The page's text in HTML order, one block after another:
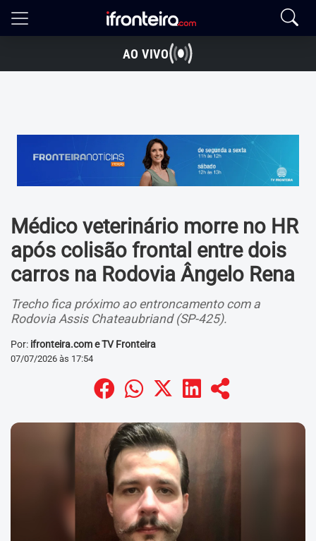
AO VIVO
Médico veterinário morre no HR
após colisão frontal entre dois
carros na Rodovia Ângelo Rena
Trecho fica próximo ao entroncamento com a
Rodovia Assis Chateaubriand (SP-425).
Por: ifronteira.com e TV Fronteira
07/07/2026 às 17:54